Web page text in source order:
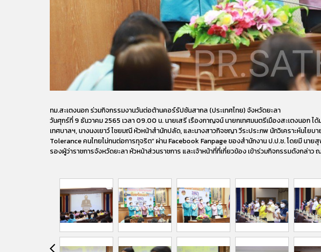
ทม.สะเตงนอก ร่วมกิจกรรมงานวันต่อต้านคอร์รัปชันสากล (ประเทศไทย) จังหวัดยะลา
วันศุกร์ที่ 9 ธันวาคม 2565 เวลา 09.00 น. นายเสรี เรืองกาญจน์ นายกเทศมนตรีเมืองสะเตงนอ
เทศบาลฯ, นางนงเยาว์ ไชยมณี หัวหน้าสำนักปลัด, และนางสาวกิจชญา วีระประภพ นักวิเคราะห์นโ
Tolerance คนไทยไม่ทนต่อการทุจริต” ผ่าน Facebook Fanpage ของสำนักงาน ป.ป.ช. โดยมี น
รองผู้ว่าราชการจังหวัดยะลา หัวหน้าส่วนราชการ และเจ้าหน้าที่ที่เกี่ยวข้อง เข้าร่วมกิจกรรมดังกล่า